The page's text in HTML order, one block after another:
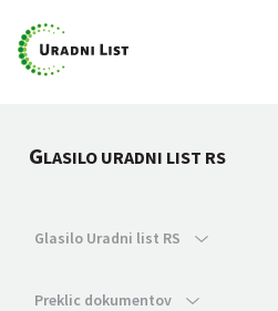
GLASILO URADNI LIST RS
Glasilo Uradni list RS
Preklic dokumentov